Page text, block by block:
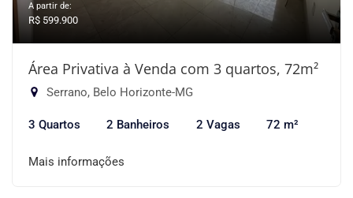
A partir de:
R$ 599.900
Área Privativa à Venda com 3 quartos, 72m²
Serrano, Belo Horizonte-MG
3 Quartos 2 Banheiros 2 Vagas 72 m²
Mais informações